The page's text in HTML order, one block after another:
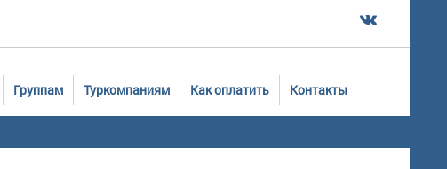
Группам Туркомпаниям Как оплатить Контакты